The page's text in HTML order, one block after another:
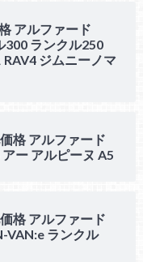
アルファード
300 ランクル250
ジムニーノマ
格 アルファード
ー アルピーヌ A5
格 アルファード
VAN:e ランクル